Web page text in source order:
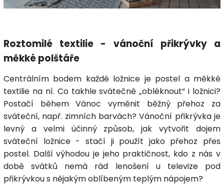
Roztomilé textilie - vánoční přikrývky a
měkké polštáře
Centrálním bodem každé ložnice je postel a měkké
textilie na ní. Co takhle svátečně „obléknout“ i ložnici?
Postačí během Vánoc vyměnit běžný přehoz za
sváteční, např. zimních barvách? Vánoční přikrývka je
levný a velmi účinný způsob, jak vytvořit dojem
sváteční ložnice - stačí ji použít jako přehoz přes
postel. Další výhodou je jeho praktičnost, kdo z nás v
době svátků nemá rád lenošení u televize pod
přikrývkou s nějakým oblíbeným teplým nápojem?